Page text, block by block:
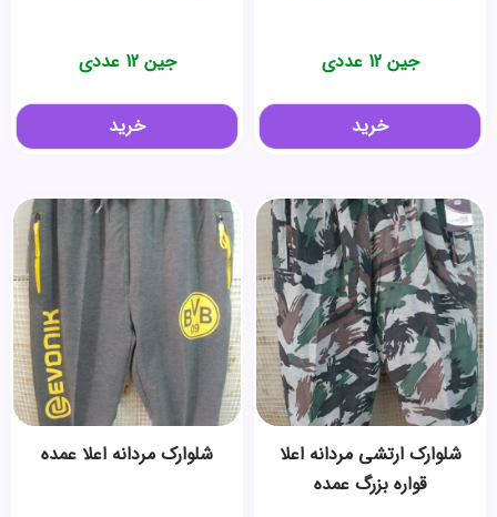
جین 12 عددی
خرید
جین 12 عددی
خرید
شلوارک ارتشی مردانه اعلا
قواره بزرگ عمده
شلوارک مردانه اعلا عمده